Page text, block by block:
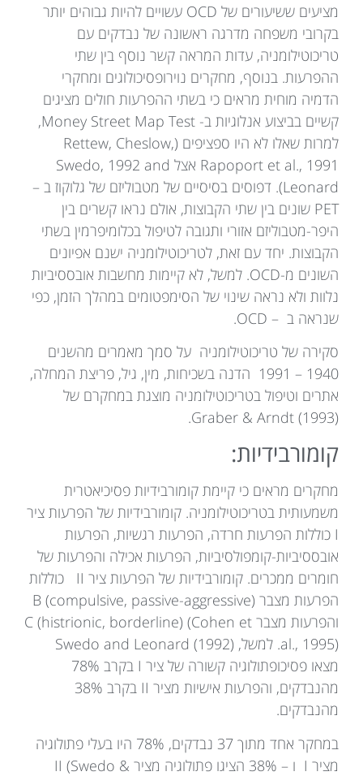
מציעים ששיעורים של OCD עשויים להיות גבוהים יותר
בקרובי משפחה מדרגה ראשונה של נבדקים עם
טריכוטילומניה, עדות המראה קשר נוסף בין שתי
ההפרעות. בנוסף, מחקרים נוירופסיכולוגים ומחקרי
הדמיה מוחית מראים כי בשתי ההפרעות חולים מציגים
קשיים בביצוע אנלוגיות ב- Money Street Map Test,
למרות שאלו לא היו ספציפים (Rettew, Cheslow,
Rapoport et al., 1991 אצל Swedo, 1992 and
Leonard). דפוסים בסיסיים של מטבוליזם של גלוקוז ב –
PET שונים בין שתי הקבוצות, אולם נראו קשרים בין
היפר-מטבוליזם אזורי ותגובה לטיפול בכלומיפרמין בשתי
הקבוצות. יחד עם זאת, לטריכוטילומניה ישנם אפיונים
השונים מ-OCD. למשל, לא קיימות מחשבות אובססיביות
נלוות ולא נראה שינוי של הסימפטומים במהלך הזמן, כפי
שנראה ב – OCD.
סקירה של טריכוטילומניה על סמך מאמרים מהשנים
1940 – 1991 הדנה בשכיחות, מין, גיל, פריצת המחלה,
אתרים וטיפול בטריכוטילומניה מוצגת במחקרם של
Graber & Arndt (1993).
קומורבידיות:
מחקרים מראים כי קיימת קומורבידיות פסיכיאטרית
משמעותית בטריכוטילומניה. קומורבידיות של הפרעות ציר
I כוללות הפרעות חרדה, הפרעות רגשיות, הפרעות
אובססיביות-קומפולסיביות, הפרעות אכילה והפרעות של
חומרים ממכרים. קומורבידיות של הפרעות ציר II כוללות
הפרעות מצבר B (compulsive, passive-aggressive)
והפרעות מצבר C (histrionic, borderline) (Cohen et
al., 1995). למשל, Swedo and Leonard (1992)
מצאו פסיכופתולוגיה קשורה של ציר I בקרב 78%
מהנבדקים, והפרעות אישיות מציר II בקרב 38%
מהנבדקים.
במחקר אחד מתוך 37 נבדקים, 78% היו בעלי פתולוגיה
מציר I ו – 38% הציגו פתולוגיה מציר II (Swedo &